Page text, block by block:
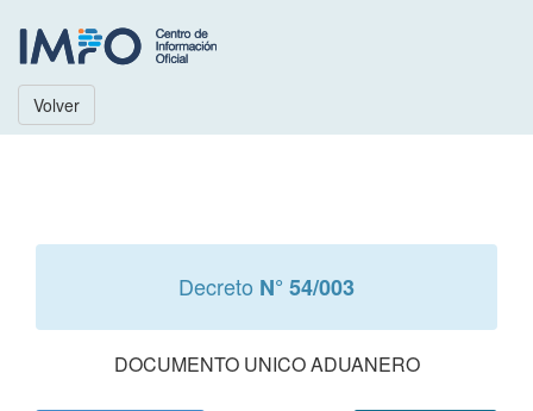
Volver
Decreto N° 54/003
DOCUMENTO UNICO ADUANERO